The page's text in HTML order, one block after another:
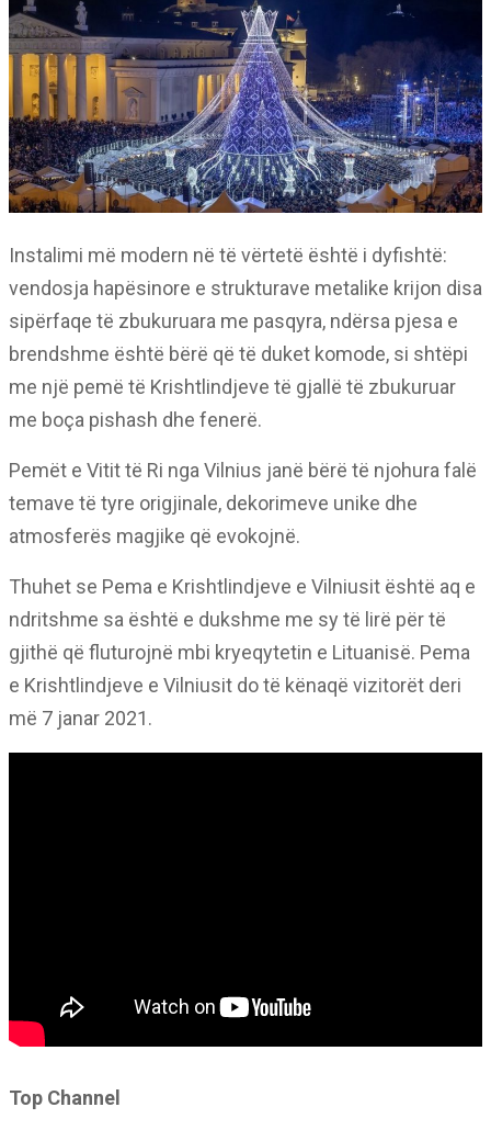
Instalimi më modern në të vërtetë është i dyfishtë:
vendosja hapësinore e strukturave metalike krijon disa
sipërfaqe të zbukuruara me pasqyra, ndërsa pjesa e
brendshme është bërë që të duket komode, si shtëpi
me një pemë të Krishtlindjeve të gjallë të zbukuruar
me boça pishash dhe fenerë.
Pemët e Vitit të Ri nga Vilnius janë bërë të njohura falë
temave të tyre origjinale, dekorimeve unike dhe
atmosferës magjike që evokojnë.
Thuhet se Pema e Krishtlindjeve e Vilniusit është aq e
ndritshme sa është e dukshme me sy të lirë për të
gjithë që fluturojnë mbi kryeqytetin e Lituanisë. Pema
e Krishtlindjeve e Vilniusit do të kënaqë vizitorët deri
më 7 janar 2021.
Top Channel